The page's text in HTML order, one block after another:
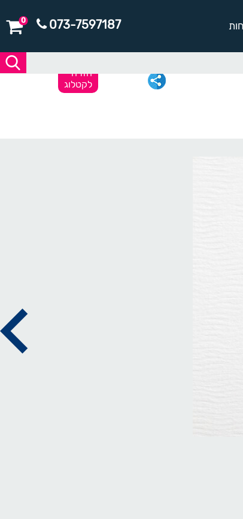
073-7597187
0
חזרה
לקטלוג